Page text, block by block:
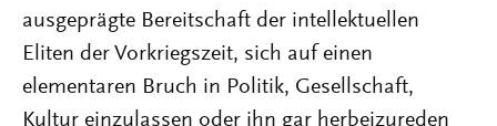
ausgeprägte Bereitschaft der intellektuellen
Eliten der Vorkriegszeit, sich auf einen
elementaren Bruch in Politik, Gesellschaft,
Kultur einzulassen oder ihn gar herbeizureden